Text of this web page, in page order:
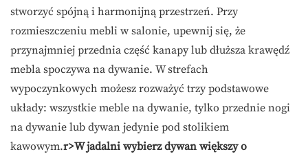
stworzyć spójną i harmonijną przestrzeń. Przy
rozmieszczeniu mebli w salonie, upewnij się, że
przynajmniej przednia część kanapy lub dłuższa krawędź
mebla spoczywa na dywanie. W strefach
wypoczynkowych możesz rozważyć trzy podstawowe
układy: wszystkie meble na dywanie, tylko przednie nogi
na dywanie lub dywan jedynie pod stolikiem
kawowym.r>W jadalni wybierz dywan większy o